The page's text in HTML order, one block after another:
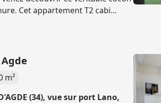
Cet appartement T2 cabi...
m²
(34), vue sur port Lano,